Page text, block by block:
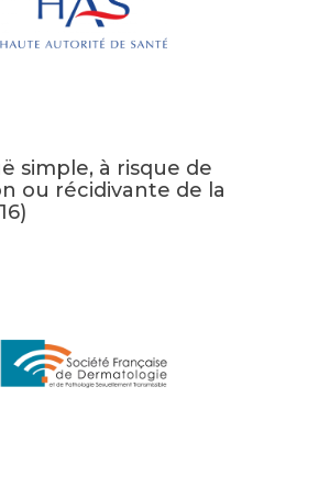
simple, à risque de
ou récidivante de la